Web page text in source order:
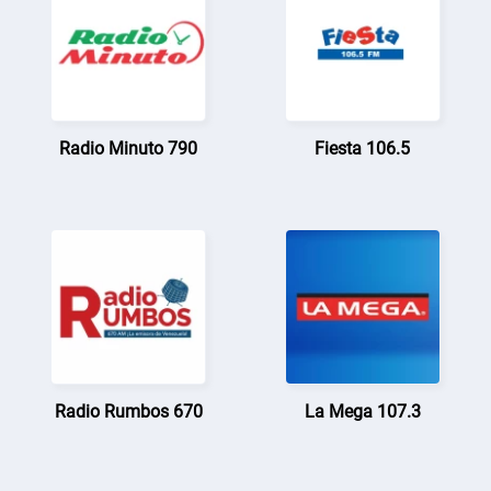
Radio Minuto 790 Fiesta 106.5
Radio Rumbos 670 La Mega 107.3